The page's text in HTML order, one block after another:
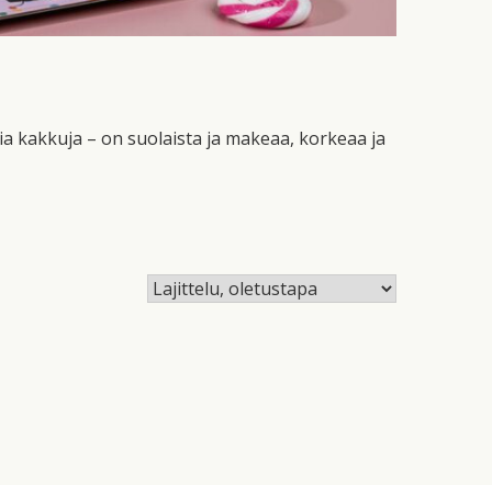
kakkuja – on suolaista ja makeaa, korkeaa ja